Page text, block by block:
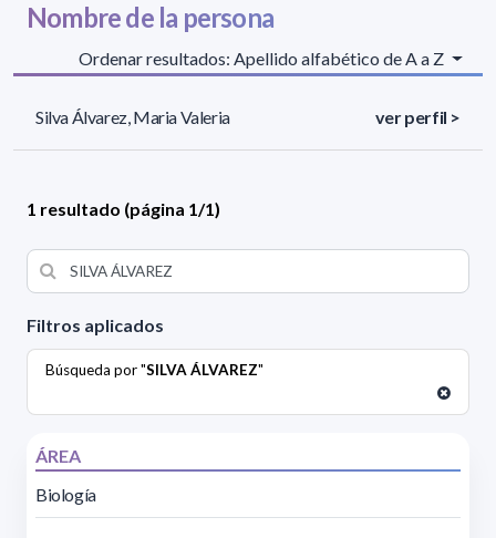
Filtros aplicados
Búsqueda por "SILVA ÁLVAREZ"
ÁREA
Biología
Nombre de la persona
Ordenar resultados: Apellido alfabético de A a Z
Silva Álvarez, Maria Valeria ver perfil >
1 resultado (página 1/1)